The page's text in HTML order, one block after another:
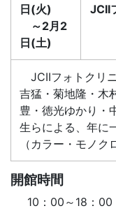
日(火)
～2月2
日(土)
JCII
JCIIフォトクリ
吉猛・菊地隆・木
豊・徳光ゆかり・
生らによる、年に
（カラー・モノク
開館時間
10：00～18：00